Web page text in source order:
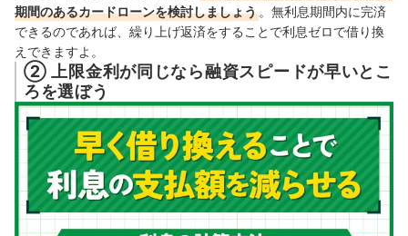
期間のあるカードローンを検討しましょう 。無利息期間内に完済
できるのであれば、繰り上げ返済をすることで利息ゼロで借り換
えできますよ。
② 上限金利が同じなら融資スピードが早いとこ
ろを選ぼう